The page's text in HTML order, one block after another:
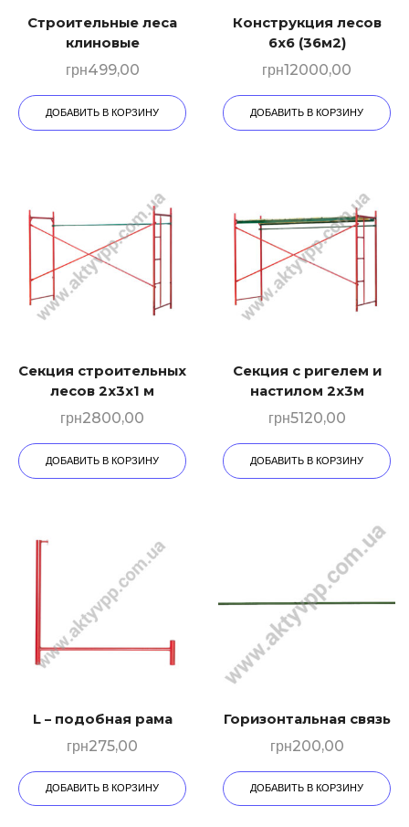
Строительные леса
клиновые
грн499,00
ДОБАВИТЬ В КОРЗИНУ
Конструкция лесов
6х6 (36м2)
грн12000,00
ДОБАВИТЬ В КОРЗИНУ
Секция строительных
лесов 2х3х1 м
грн2800,00
ДОБАВИТЬ В КОРЗИНУ
Секция с ригелем и
настилом 2х3м
грн5120,00
ДОБАВИТЬ В КОРЗИНУ
L – подобная рама
грн275,00
ДОБАВИТЬ В КОРЗИНУ
Горизонтальная связь
грн200,00
ДОБАВИТЬ В КОРЗИНУ